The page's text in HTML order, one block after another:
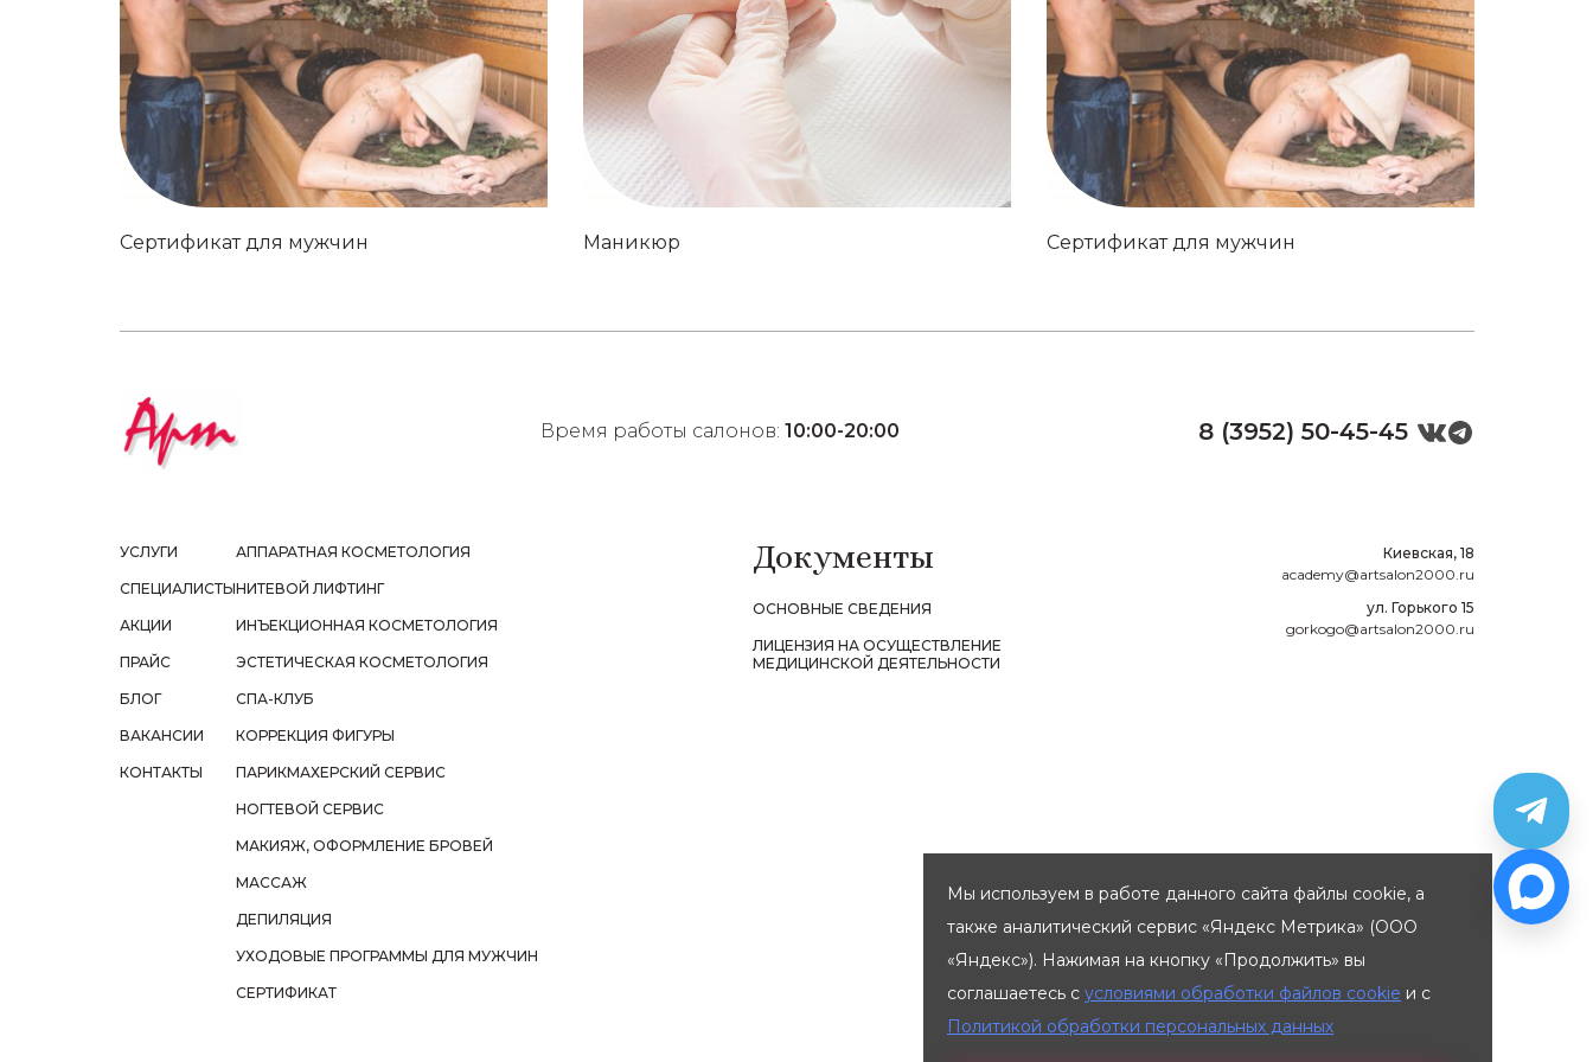
Сертификат для мужчин Маникюр Сертификат для мужчин
Время работы салонов: 10:00-20:00 8 (3952) 50-45-45
УСЛУГИ
СПЕЦИАЛИСТЫ
АКЦИИ
ПРАЙС
БЛОГ
ВАКАНСИИ
КОНТАКТЫ
АППАРАТНАЯ КОСМЕТОЛОГИЯ
НИТЕВОЙ ЛИФТИНГ
ИНЪЕКЦИОННАЯ КОСМЕТОЛОГИЯ
ЭСТЕТИЧЕСКАЯ КОСМЕТОЛОГИЯ
СПА-КЛУБ
КОРРЕКЦИЯ ФИГУРЫ
ПАРИКМАХЕРСКИЙ СЕРВИС
НОГТЕВОЙ СЕРВИС
МАКИЯЖ, ОФОРМЛЕНИЕ БРОВЕЙ
МАССАЖ
ДЕПИЛЯЦИЯ
УХОДОВЫЕ ПРОГРАММЫ ДЛЯ МУЖЧИН
СЕРТИФИКАТ
Документы
ОСНОВНЫЕ СВЕДЕНИЯ
ЛИЦЕНЗИЯ НА ОСУЩЕСТВЛЕНИЕ
МЕДИЦИНСКОЙ ДЕЯТЕЛЬНОСТИ
Киевская, 18
academy@artsalon2000.ru
ул. Горького 15
gorkogo@artsalon2000.ru
Мы используем в работе данного сайта файлы cookie, а
также аналитический сервис «Яндекс Метрика» (ООО
«Яндекс»). Нажимая на кнопку «Продолжить» вы
соглашаетесь с условиями обработки файлов cookie и с
Политикой обработки персональных данных